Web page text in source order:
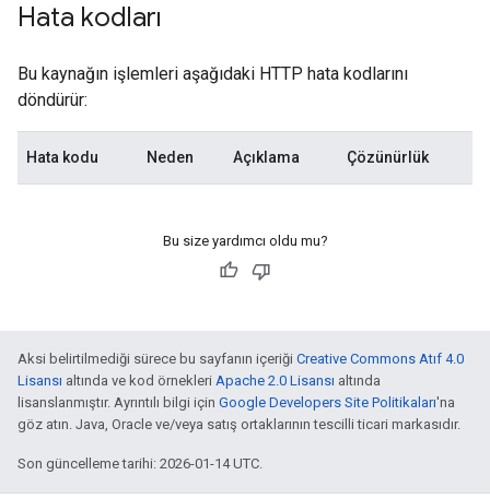
Hata kodları
Bu kaynağın işlemleri aşağıdaki HTTP hata kodlarını
döndürür:
Hata kodu Neden Açıklama Çözünürlük
Bu size yardımcı oldu mu?
Aksi belirtilmediği sürece bu sayfanın içeriği Creative Commons Atıf 4.0
Lisansı altında ve kod örnekleri Apache 2.0 Lisansı altında
lisanslanmıştır. Ayrıntılı bilgi için Google Developers Site Politikaları'na
göz atın. Java, Oracle ve/veya satış ortaklarının tescilli ticari markasıdır.
Son güncelleme tarihi: 2026-01-14 UTC.